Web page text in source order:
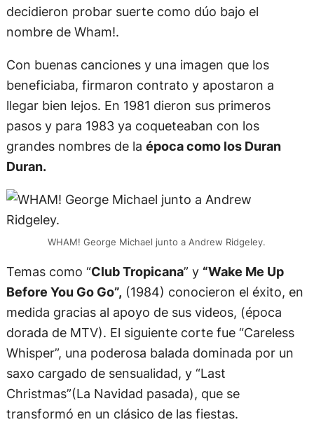
decidieron probar suerte como dúo bajo el
nombre de Wham!.
Con buenas canciones y una imagen que los
beneficiaba, firmaron contrato y apostaron a
llegar bien lejos. En 1981 dieron sus primeros
pasos y para 1983 ya coqueteaban con los
grandes nombres de la época como los Duran
Duran.
WHAM! George Michael junto a Andrew Ridgeley.
Temas como “Club Tropicana” y “Wake Me Up
Before You Go Go”, (1984) conocieron el éxito, en
medida gracias al apoyo de sus videos, (época
dorada de MTV). El siguiente corte fue “Careless
Whisper”, una poderosa balada dominada por un
saxo cargado de sensualidad, y “Last
Christmas”(La Navidad pasada), que se
transformó en un clásico de las fiestas.